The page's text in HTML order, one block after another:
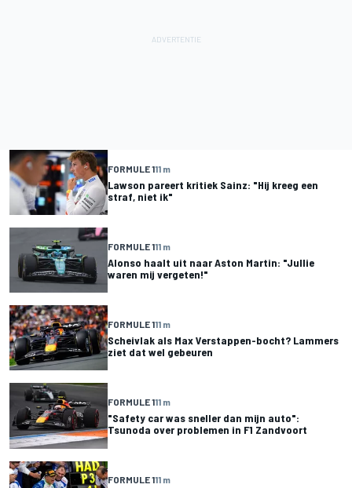
FORMULE 111 m
Lawson pareert kritiek Sainz: "Hij kreeg een
straf, niet ik"
FORMULE 111 m
Alonso haalt uit naar Aston Martin: "Jullie
waren mij vergeten!"
FORMULE 111 m
Scheivlak als Max Verstappen-bocht? Lammers
ziet dat wel gebeuren
FORMULE 111 m
"Safety car was sneller dan mijn auto":
Tsunoda over problemen in F1 Zandvoort
FORMULE 111 m